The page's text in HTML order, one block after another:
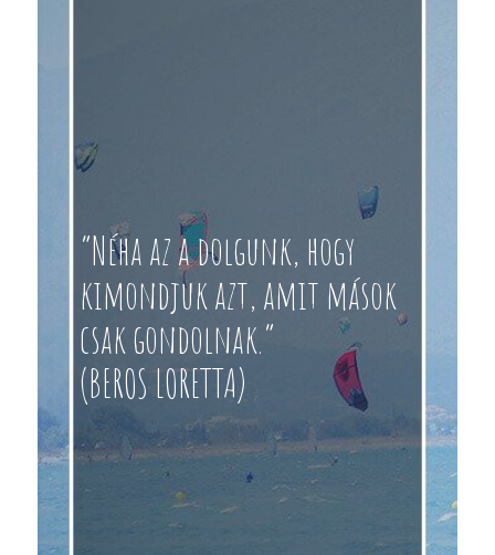
“Néha az a dolgunk, hogy
kimondjuk azt, amit mások
csak gondolnak.”
(BEROS LORETTA)